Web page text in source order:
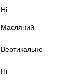
Ні
Масляний
Вертикальне
Ні